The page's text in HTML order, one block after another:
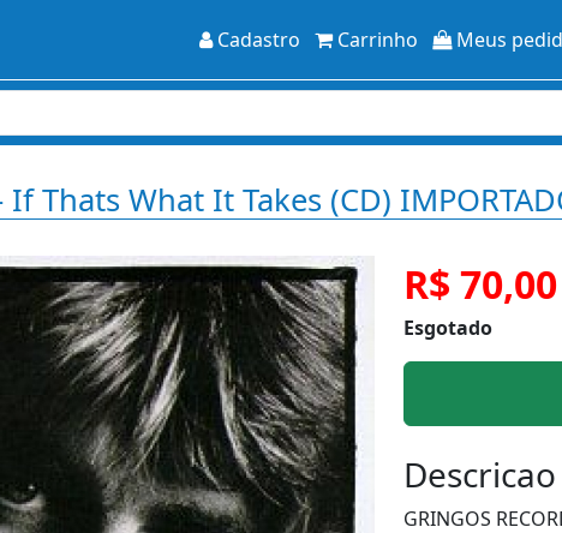
Cadastro Carrinho Meus
Thats What It Takes (CD)
R$ 70,00
Esgotado
Descricao
GRINGOS